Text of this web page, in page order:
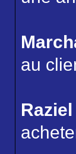
au
Raziel